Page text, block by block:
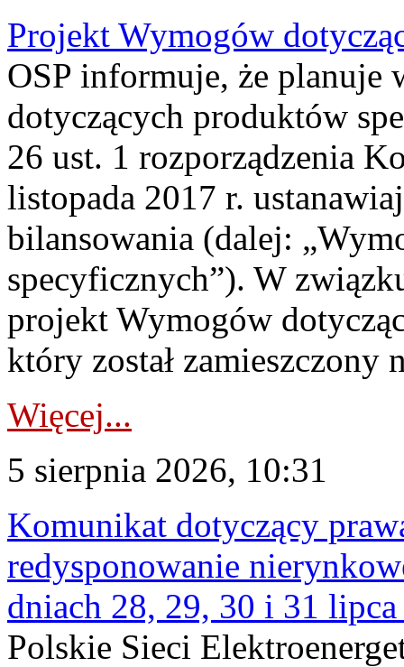
Projekt Wymogów
OSP informuje, że planuje
dotyczących produktów
26 ust. 1 rozporządzenia
listopada 2017 r.
bilansowania (dalej:
specyficznych”). W
projekt Wymogów
który został zamieszczony
Więcej...
5 sierpnia 2026, 10:31
Komunikat dotyczący
redysponowanie
dniach 28, 29, 30 i 31
Polskie Sieci